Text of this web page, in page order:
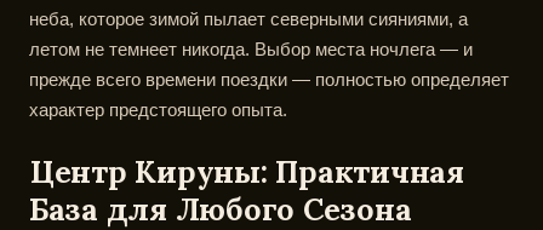
неба, которое зимой пылает северными сияниями, а
летом не темнеет никогда. Выбор места ночлега — и
прежде всего времени поездки — полностью определяет
характер предстоящего опыта.
Центр Кируны: Практичная
База для Любого Сезона